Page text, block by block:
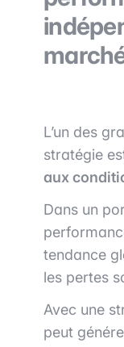
L’un des
stratégie
aux
Dans un
tendance
les pertes
Avec une
peut